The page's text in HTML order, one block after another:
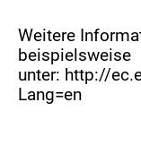
Weitere
beispielsweise
unter: http://
Lang=en